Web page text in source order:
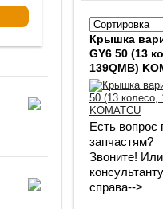
Крышка
GY6 50 (13
139QMB)
Есть вопрос
запчастям?
Звоните!
справа-->